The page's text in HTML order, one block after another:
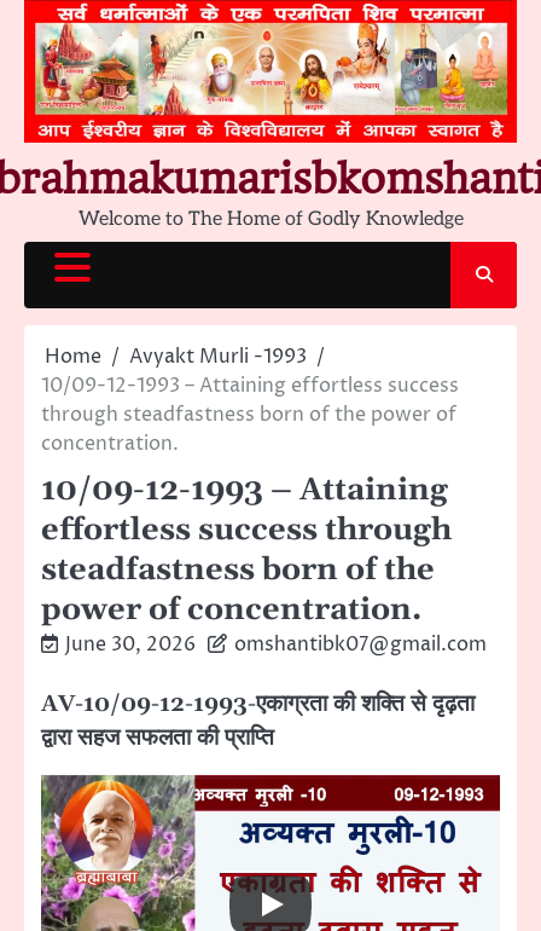
content
Welcome to The Home of Godly Knowledge
Home
Avyakt Murli -1993
10/09-12-1993 – Attaining effortless success
through steadfastness born of the power of
concentration.
10/09-12-1993 – Attaining
effortless success through
steadfastness born of the
power of concentration.
June 30, 2026 omshantibk07@gmail.com
AV-10/09-12-1993-एकाग्रता की शक्ति से दृढ़ता
द्वारा सहज सफलता की प्राप्ति